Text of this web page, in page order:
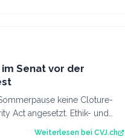
Senat vor der
keine Cloture-
Act angesetzt. Ethik- und
Weiterlesen bei CVJ.ch